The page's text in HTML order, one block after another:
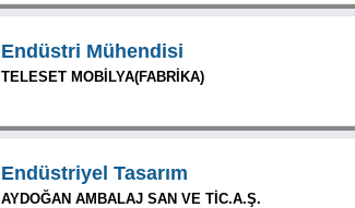
Endüstri Mühendisi
TELESET MOBİLYA(FABRİKA)
Endüstriyel Tasarım
AYDOĞAN AMBALAJ SAN VE TİC.A.Ş.